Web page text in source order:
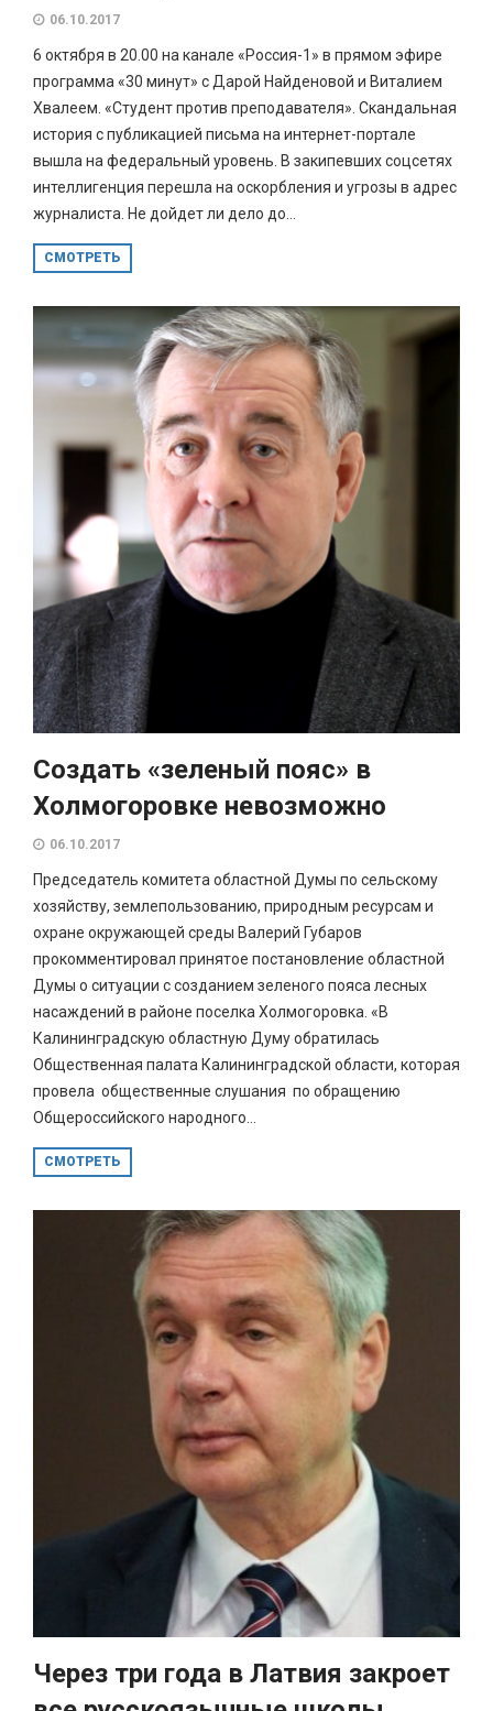
06.10.2017
6 октября в 20.00 на канале «Россия-1» в прямом эфире
программа «30 минут» с Дарой Найденовой и Виталием
Хвалеем. «Студент против преподавателя». Скандальная
история с публикацией письма на интернет-портале
вышла на федеральный уровень. В закипевших соцсетях
интеллигенция перешла на оскорбления и угрозы в адрес
журналиста. Не дойдет ли дело до...
СМОТРЕТЬ
Создать «зеленый пояс» в
Холмогоровке невозможно
06.10.2017
Председатель комитета областной Думы по сельскому
хозяйству, землепользованию, природным ресурсам и
охране окружающей среды Валерий Губаров
прокомментировал принятое постановление областной
Думы о ситуации с созданием зеленого пояса лесных
насаждений в районе поселка Холмогоровка. «В
Калининградскую областную Думу обратилась
Общественная палата Калининградской области, которая
провела общественные слушания по обращению
Общероссийского народного...
СМОТРЕТЬ
Через три года в Латвия закроет